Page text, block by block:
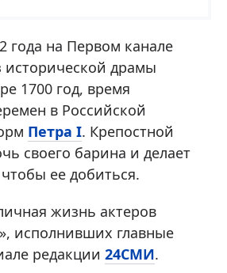
года на Первом канале
исторической драмы
1700 год, время
в Российской
Петра I. Крепостной
своего барина и делает
ее добиться.
жизнь актеров
исполнивших главные
редакции 24СМИ.